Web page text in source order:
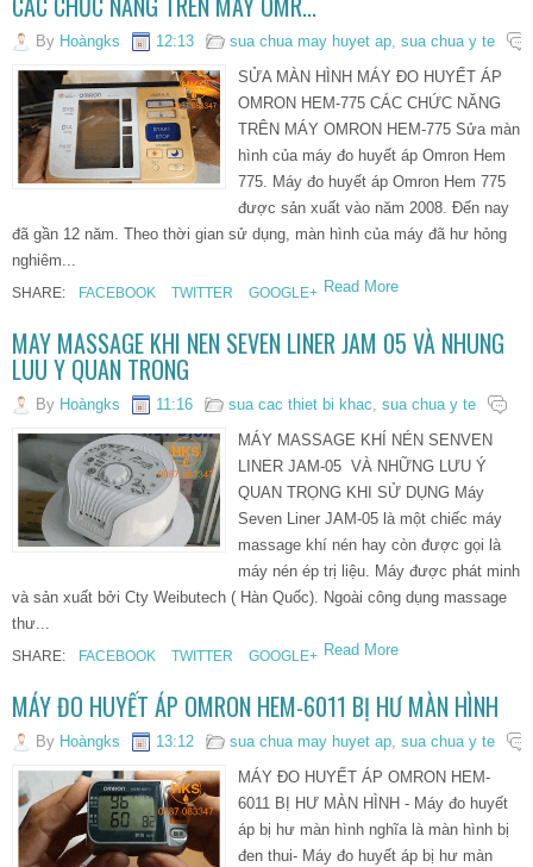
By Hoàngks 12:13 sua chua may huyet ap, sua chua y te
SỬA MÀN HÌNH MÁY ĐO HUYẾT ÁP
OMRON HEM-775 CÁC CHỨC NĂNG
TRÊN MÁY OMRON HEM-775 Sửa màn
hình của máy đo huyết áp Omron Hem
775. Máy đo huyết áp Omron Hem 775
được sản xuất vào năm 2008. Đến nay
đã gần 12 năm. Theo thời gian sử dụng, màn hình của máy đã hư hỏng
nghiêm...
SHARE: FACEBOOK TWITTER GOOGLE+ Read More
MAY MASSAGE KHI NEN SEVEN LINER JAM 05 VÀ NHUNG
LUU Y QUAN TRONG
By Hoàngks 11:16 sua cac thiet bi khac, sua chua y te
MÁY MASSAGE KHÍ NÉN SENVEN
LINER JAM-05 VÀ NHỮNG LƯU Ý
QUAN TRỌNG KHI SỬ DỤNG Máy
Seven Liner JAM-05 là một chiếc máy
massage khí nén hay còn được gọi là
máy nén ép trị liệu. Máy được phát minh
và sản xuất bởi Cty Weibutech ( Hàn Quốc). Ngoài công dụng massage
thư...
SHARE: FACEBOOK TWITTER GOOGLE+ Read More
MÁY ĐO HUYẾT ÁP OMRON HEM-6011 BỊ HƯ MÀN HÌNH
By Hoàngks 13:12 sua chua may huyet ap, sua chua y te
MÁY ĐO HUYẾT ÁP OMRON HEM-
6011 BỊ HƯ MÀN HÌNH - Máy đo huyết
áp bị hư màn hình nghĩa là màn hình bị
đen thui- Máy đo huyết áp bị hư màn